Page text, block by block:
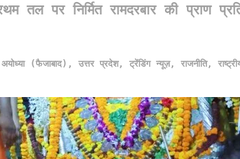
पर निर्मित रामदरबार की प्राण
अयोध्या (फैजाबाद) , उत्तर प्रदेश, ट्रेंडिंग न्यूज़, राजनीति,